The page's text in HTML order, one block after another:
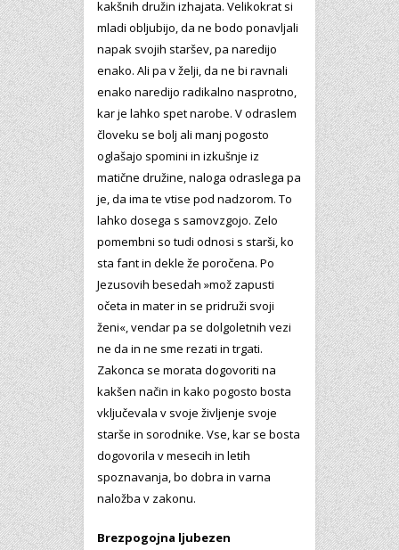
kakšnih družin izhajata. Velikokrat si
mladi obljubijo, da ne bodo ponavljali
napak svojih staršev, pa naredijo
enako. Ali pa v želji, da ne bi ravnali
enako naredijo radikalno nasprotno,
kar je lahko spet narobe. V odraslem
človeku se bolj ali manj pogosto
oglašajo spomini in izkušnje iz
matične družine, naloga odraslega pa
je, da ima te vtise pod nadzorom. To
lahko dosega s samovzgojo. Zelo
pomembni so tudi odnosi s starši, ko
sta fant in dekle že poročena. Po
Jezusovih besedah »mož zapusti
očeta in mater in se pridruži svoji
ženi«, vendar pa se dolgoletnih vezi
ne da in ne sme rezati in trgati.
Zakonca se morata dogovoriti na
kakšen način in kako pogosto bosta
vključevala v svoje življenje svoje
starše in sorodnike. Vse, kar se bosta
dogovorila v mesecih in letih
spoznavanja, bo dobra in varna
naložba v zakonu.
Brezpogojna ljubezen